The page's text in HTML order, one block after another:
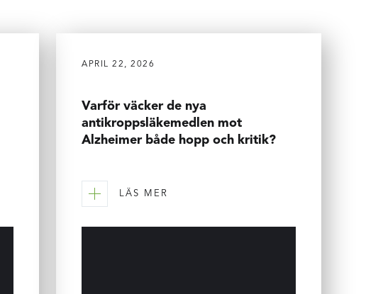
APRIL 22, 2026
Varför väcker de nya
antikroppsläkemedlen mot
Alzheimer både hopp och kritik?
LÄS MER